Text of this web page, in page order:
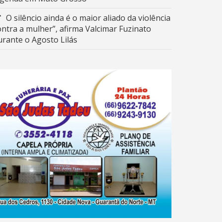
O silêncio ainda é o maior aliado da violência
a mulher”, afirma Valcimar Fuzinato
o Agosto Lilás